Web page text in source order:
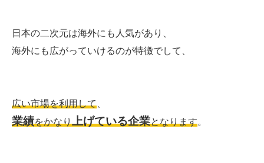
日本の二次元は海外にも人気があり、
海外にも広がっていけるのが特徴でして、
広い市場を利用して
業績をかなり上げている企業となります。